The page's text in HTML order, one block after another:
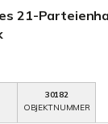
21-
30182
OBJEKTNUMMER